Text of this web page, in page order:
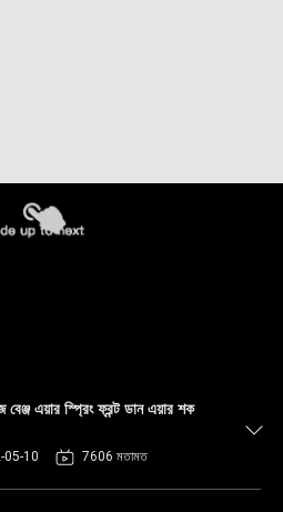
এয়ার স্প্রিং ফ্রন্ট ডান এয়ার শক
05-10 7606 মতামত